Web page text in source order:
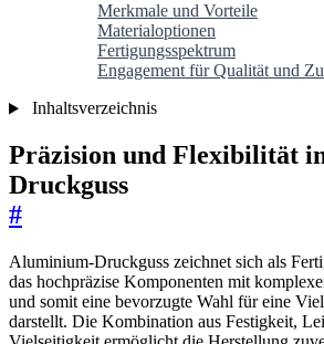
Merkmale und Vorteile
Materialoptionen
Fertigungsspektrum
Engagement für Qualität und
Inhaltsverzeichnis
Präzision und Flexibilität
Druckguss
#
Aluminium-Druckguss zeichnet sich als
das hochpräzise Komponenten mit
und somit eine bevorzugte Wahl für eine
darstellt. Die Kombination aus Festigkeit,